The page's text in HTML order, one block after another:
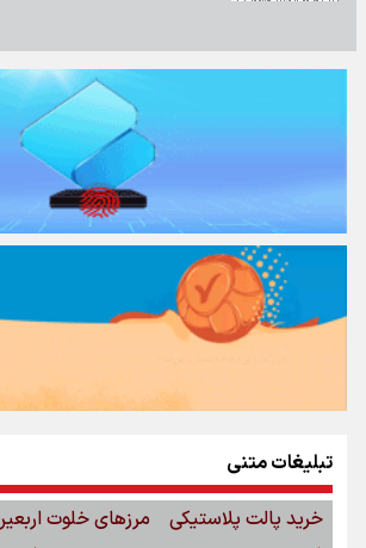
تبلیغات متنی
خرید پالت پلاستیکی
مرزهای خلوت